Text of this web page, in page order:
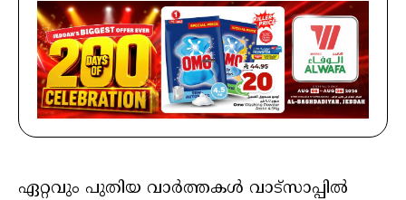
ഏറ്റവും പുതിയ വാർത്തകൾ വാട്സാപ്പിൽ